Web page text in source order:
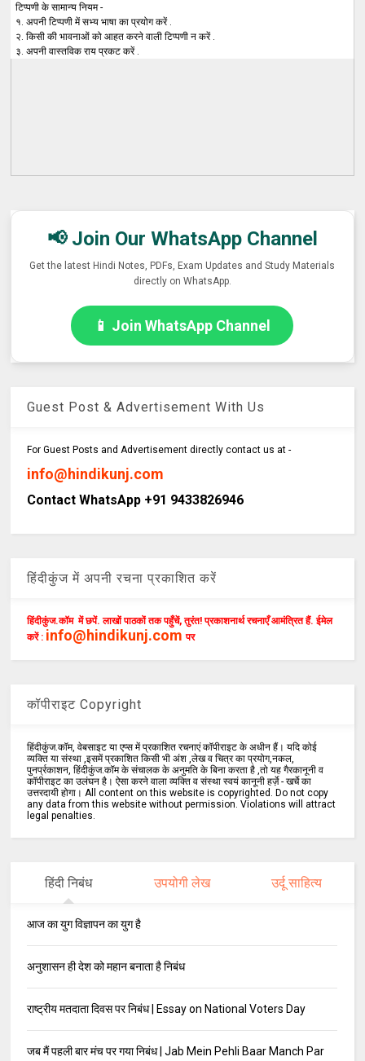
टिप्पणी के सामान्य नियम -
१. अपनी टिप्पणी में सभ्य भाषा का प्रयोग करें .
२. किसी की भावनाओं को आहत करने वाली टिप्पणी न करें .
३. अपनी वास्तविक राय प्रकट करें .
📢 Join Our WhatsApp Channel
Get the latest Hindi Notes, PDFs, Exam Updates and Study Materials
directly on WhatsApp.
📱 Join WhatsApp Channel
Guest Post & Advertisement With Us
For Guest Posts and Advertisement directly contact us at -
info@hindikunj.com
Contact WhatsApp +91 9433826946
हिंदीकुंज में अपनी रचना प्रकाशित करें
हिंदीकुंज.कॉम में छपें. लाखों पाठकों तक पहुँचें, तुरंत! प्रकाशनार्थ रचनाएँ आमंत्रित हैं. ईमेल
करें : info@hindikunj.com पर
कॉपीराइट Copyright
हिंदीकुंज.कॉम, वेबसाइट या एप्स में प्रकाशित रचनाएं कॉपीराइट के अधीन हैं। यदि कोई
व्यक्ति या संस्था ,इसमें प्रकाशित किसी भी अंश ,लेख व चित्र का प्रयोग,नकल,
पुनर्प्रकाशन, हिंदीकुंज.कॉम के संचालक के अनुमति के बिना करता है ,तो यह गैरकानूनी व
कॉपीराइट का उलंघन है। ऐसा करने वाला व्यक्ति व संस्था स्वयं कानूनी हर्ज़े - खर्चे का
उत्तरदायी होगा। All content on this website is copyrighted. Do not copy
any data from this website without permission. Violations will attract
legal penalties.
हिंदी निबंध उपयोगी लेख उर्दू साहित्य
आज का युग विज्ञापन का युग है
अनुशासन ही देश को महान बनाता है निबंध
राष्ट्रीय मतदाता दिवस पर निबंध | Essay on National Voters Day
जब मैं पहली बार मंच पर गया निबंध | Jab Mein Pehli Baar Manch Par